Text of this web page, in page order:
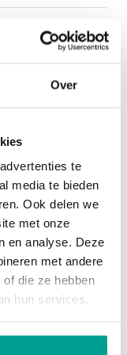
Over
te
media te bieden
Ook delen we
met onze
en analyse. Deze
met andere
die ze hebben
hun services.
Er is een
De verdieping
HR+ glas.
de
5 februari 2029
Nee